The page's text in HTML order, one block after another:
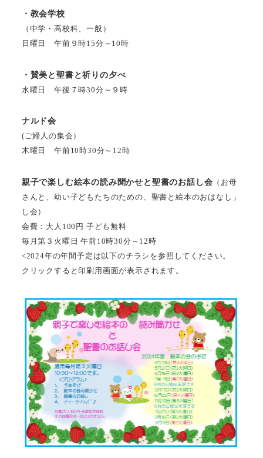
・教会学校
（中学・高校科、一般）
日曜日 午前９時15分～10時
・賛美と聖書と祈りの夕べ
水曜日 午後７時30分～９時
ナルド会
(ご婦人の集会）
木曜日 午前10時30分～12時
親子で楽しむ絵本の読み聞かせと聖書のお話し会 （お母
さんと、幼い子どもたちのための、聖書と絵本のおはなし」
し会）
会費：大人100円 子ども無料
毎月第３火曜日 午前10時30分～12時
<2024年の年間予定は以下のチラシを参照してください。
クリックすると印刷用画面が表示されます。